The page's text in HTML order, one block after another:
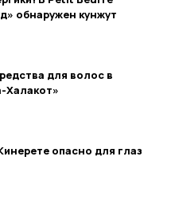
обнаружен кунжут
для волос в
Халакот»
опасно для глаз